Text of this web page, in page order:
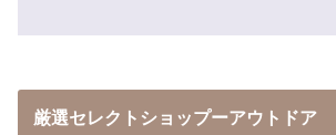
厳選セレクトショップーアウトドア